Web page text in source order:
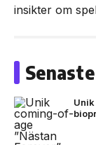
insikter om